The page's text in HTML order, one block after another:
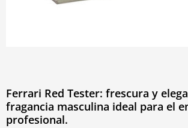
Ferrari Red Tester: frescura y
fragancia masculina ideal para el
profesional.